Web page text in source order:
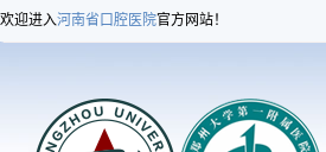
欢迎进入河南省口腔医院官方网站！